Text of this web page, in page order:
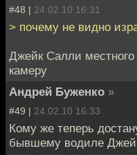
#48 | 24.02.10 16:31
> почему не видно
Джейк Салли местного
камеру
Андрей Буженко »
#49 | 24.02.10 16:33
Кому же теперь
бывшему водиле